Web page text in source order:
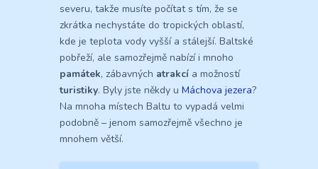
severu, takže musíte počítat s tím, že se
zkrátka nechystáte do tropických oblastí,
kde je teplota vody vyšší a stálejší. Baltské
pobřeží, ale samozřejmě nabízí i mnoho
památek, zábavných atrakcí a možností
turistiky. Byly jste někdy u Máchova jezera?
Na mnoha místech Baltu to vypadá velmi
podobně – jenom samozřejmě všechno je
mnohem větší.